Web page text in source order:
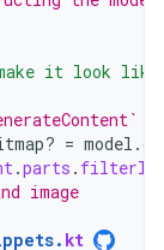
it look like
= model .
.parts .
image
. kt